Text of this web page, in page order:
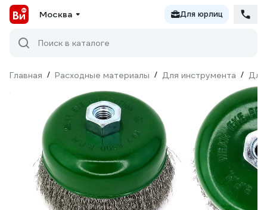
Москва Для юрлиц
Поиск в каталоге
Главная / Расходные материалы / Для инструмента / Для